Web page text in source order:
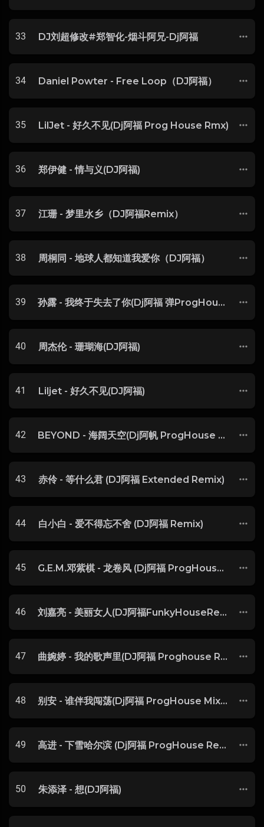
33 DJ刘超修改#郑智化-烟斗阿兄-Dj阿福
34 Daniel Powter - Free Loop（DJ阿福）
35 LilJet - 好久不见(Dj阿福 Prog House Rmx)
36 郑伊健 - 情与义(DJ阿福)
37 江珊 - 梦里水乡（DJ阿福Remix）
38 周桐同 - 地球人都知道我爱你（DJ阿福）
39 孙露 - 我终于失去了你(Dj阿福 弹ProgHouse Rmx 2018)
40 周杰伦 - 珊瑚海(DJ阿福)
41 Liljet - 好久不见(DJ阿福)
42 BEYOND - 海阔天空(Dj阿帆 ProgHouse Mix粤语男)
43 赤伶 - 等什么君 (DJ阿福 Extended Remix)
44 白小白 - 爱不得忘不舍 (DJ阿福 Remix)
45 G.E.M.邓紫棋 - 龙卷风 (Dj阿福 ProgHouse Mix)
46 刘嘉亮 - 美丽女人(DJ阿福FunkyHouseRemix2022)
47 曲婉婷 - 我的歌声里(DJ阿福 Proghouse Rmx 2019)
48 别安 - 谁伴我闯荡(Dj阿福 ProgHouse Mix粤语男)
49 高进 - 下雪哈尔滨 (Dj阿福 ProgHouse Remix)
50 朱添泽 - 想(DJ阿福)